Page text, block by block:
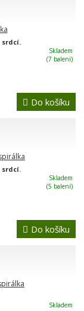
srdcí.
Skladem
(7 balení)
Do košíku
srdcí.
Skladem
(5 balení)
Do košíku
Skladem